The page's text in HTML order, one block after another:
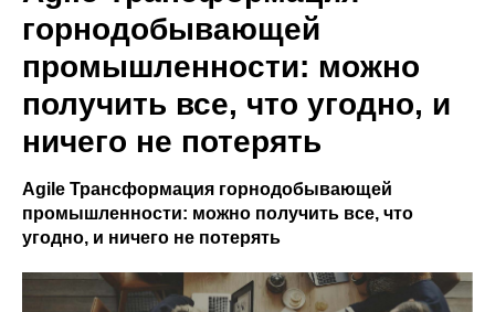
горнодобывающей
промышленности: можно
получить все, что угодно, и
ничего не потерять
Agile Трансформация горнодобывающей
промышленности: можно получить все, что
угодно, и ничего не потерять